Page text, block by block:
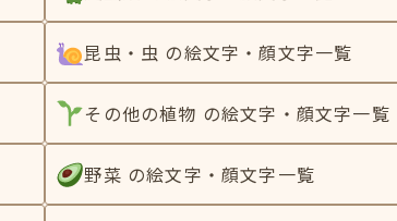
昆虫・虫 の絵文字・顔文字一覧
その他の植物 の絵文字・顔文字一覧
野菜 の絵文字・顔文字一覧